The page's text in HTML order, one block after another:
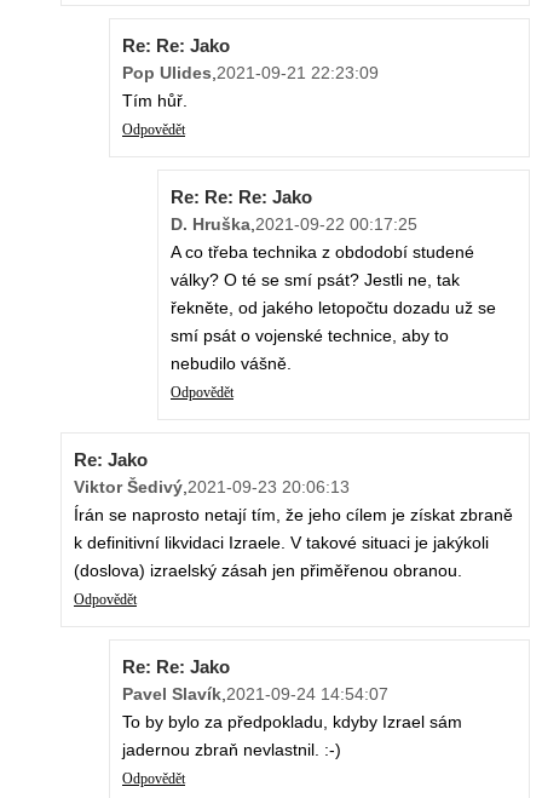
Re: Re: Jako
Pop Ulides 2021-09-21 22:23:09
Tím hůř.
Odpovědět
Re: Re: Re: Jako
D. Hruška 2021-09-22 00:17:25
A co třeba technika z obdodobí studené
války? O té se smí psát? Jestli ne, tak
řekněte, od jakého letopočtu dozadu už se
smí psát o vojenské technice, aby to
nebudilo vášně.
Odpovědět
Re: Jako
Viktor Šedivý 2021-09-23 20:06:13
Írán se naprosto netají tím, že jeho cílem je získat zbraně
k definitivní likvidaci Izraele. V takové situaci je jakýkoli
(doslova) izraelský zásah jen přiměřenou obranou.
Odpovědět
Re: Re: Jako
Pavel Slavík 2021-09-24 14:54:07
To by bylo za předpokladu, kdyby Izrael sám
jadernou zbraň nevlastnil. :-)
Odpovědět